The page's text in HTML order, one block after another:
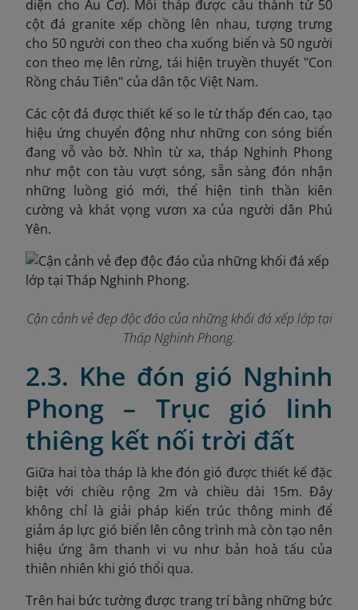
diện cho Âu Cơ). Mỗi tháp được cấu thành từ 50
cột đá granite xếp chồng lên nhau, tượng trưng
cho 50 người con theo cha xuống biển và 50 người
con theo mẹ lên rừng, tái hiện truyền thuyết "Con
Rồng cháu Tiên" của dân tộc Việt Nam.
Các cột đá được thiết kế so le từ thấp đến cao, tạo
hiệu ứng chuyển động như những con sóng biển
đang vỗ vào bờ. Nhìn từ xa, tháp Nghinh Phong
như một con tàu vượt sóng, sẵn sàng đón nhận
những luồng gió mới, thể hiện tinh thần kiên
cường và khát vọng vươn xa của người dân Phú
Yên.
Cận cảnh vẻ đẹp độc đáo của những khối đá xếp lớp tại
Tháp Nghinh Phong.
2.3. Khe đón gió Nghinh
Phong – Trục gió linh
thiêng kết nối trời đất
Giữa hai tòa tháp là khe đón gió được thiết kế đặc
biệt với chiều rộng 2m và chiều dài 15m. Đây
không chỉ là giải pháp kiến trúc thông minh để
giảm áp lực gió biển lên công trình mà còn tạo nên
hiệu ứng âm thanh vi vu như bản hoà tấu của
thiên nhiên khi gió thổi qua.
Trên hai bức tường được trang trí bằng những bức